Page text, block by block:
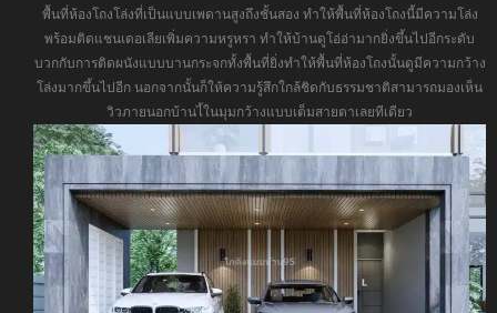
พื้นที่ห้องโถงโล่งที่เป็นแบบเพดานสูงถึงชั้นสอง ทำให้พื้นที่ห้องโถงนี้มีความโล่ง
พร้อมติดแชนเดอเลียเพิ่มความหรูหรา ทำให้บ้านดูโอ่อ่ามากยิ่งขึ้นไปอีกระดับ
บวกกับการติดผนังแบบบานกระจกทั้งพื้นที่ยิ่งทำให้พื้นที่ห้องโถงนั้นดูมีความกว้าง
โล่งมากขึ้นไปอีก นอกจากนั้นก็ให้ความรู้สึกใกล้ชิดกับธรรมชาติสามารถมองเห็น
วิวภายนอกบ้านไ้ในมุมกว้างแบบเต็มสายตาเลยทีเดียว